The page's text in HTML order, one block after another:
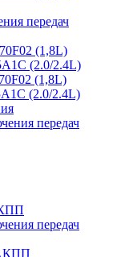
передач
(1,8L)
(2.0/2.4L)
(1,8L)
(2.0/2.4L)
передач
передач